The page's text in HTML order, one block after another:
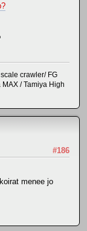
crawler/ FG
/ Tamiya High
#186
menee jo